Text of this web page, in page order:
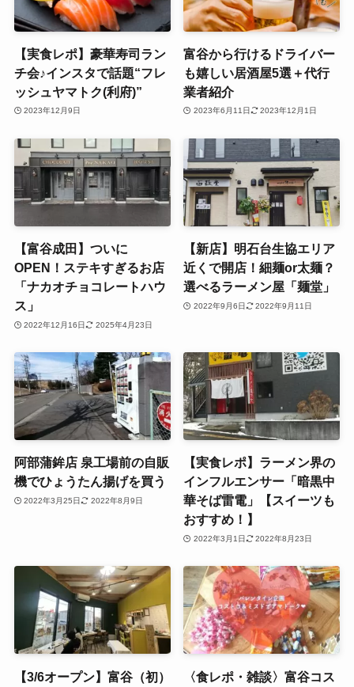
【実食レポ】豪華寿司ラン
チ会♪インスタで話題“フレ
ッシュヤマトク(利府)”
2023年12月9日
富谷から行けるドライバー
も嬉しい居酒屋5選＋代行
業者紹介
2023年6月11日 2023年12月1日
【富谷成田】ついに
OPEN！ステキすぎるお店
「ナカオチョコレートハウ
ス」
2022年12月16日 2025年4月23日
【新店】明石台生協エリア
近くで開店！細麺or太麺？
選べるラーメン屋「麺堂」
2022年9月6日 2022年9月11日
阿部蒲鉾店 泉工場前の自販
機でひょうたん揚げを買う
2022年3月25日 2022年8月9日
【実食レポ】ラーメン界の
インフルエンサー「暗黒中
華そば雷電」【スイーツも
おすすめ！】
2022年3月1日 2022年8月23日
【3/6オープン】富谷（初）
〈食レポ・雑談〉富谷コス